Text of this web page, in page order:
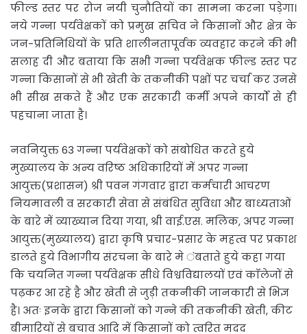
फील्ड स्तर पर रोज नयी चुनौतियों का सामना करना पड़ेगा।
नये गन्ना पर्यवेक्षकों को प्रमुख सचिव ने किसानों और क्षेत्र के
जन-प्रतिनिधियों के प्रति शालीनतापूर्वक व्यवहार करने की भी
सलाह दी और बताया कि सभी गन्ना पर्यवेक्षक फील्ड स्तर पर
गन्ना किसानों से भी खेती के तकनीकी पक्षों पर चर्चा कर उनसे
भी सीख सकते हैं और एक सरकारी कर्मी अपने कार्यों से ही
पहचाना जाता है।
नवनियुक्त 63 गन्ना पर्यवेक्षकों को संबोधित करते हुये
मुख्यालय के अन्य वरिष्ठ अधिकारियों में अपर गन्ना
आयुक्त(प्रशासन) श्री पवन गंगवार द्वारा कर्मचारी आचरण
नियमावली व सरकारी सेवा से संबंधित सुविधा और बाध्यताओं
के बारे में व्याख्यान दिया गया, श्री वाई.एस. मलिक, अपर गन्ना
आयुक्त(मुख्यालय) द्वारा कृषि प्रचार-प्रसार के महत्व पर प्रकाश
डालते हुये विभागीय संरचना के बारे मे ंबताते हुये कहा गया
कि चयनित गन्ना पर्यवेक्षक सीधे विश्वविद्यालयों एवं काॅलेजों से
पढ़कर आ रहे है और खेती से जुड़ी तकनीकी जानकारी से भिज्ञ
है। अतः इनके द्वारा किसानों को गन्ने की तकनीकी खेती, कीट
बीमारियों से बचाव आदि में किसानों को त्वरित मदद